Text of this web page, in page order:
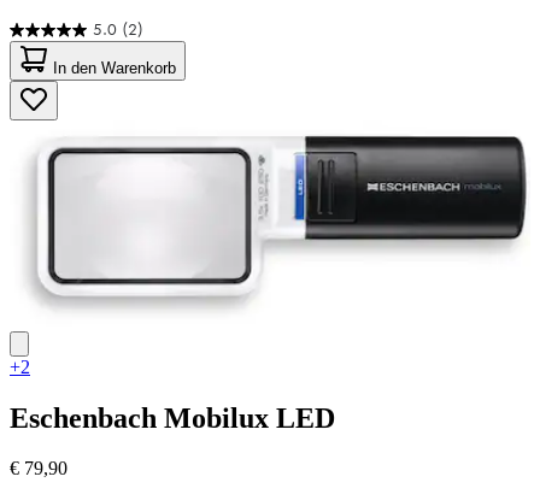
5.0 (2)
5.0
von
5
Sternen.
2
Bewertungen
In den Warenkorb
+2
Eschenbach Mobilux LED
€ 79,90